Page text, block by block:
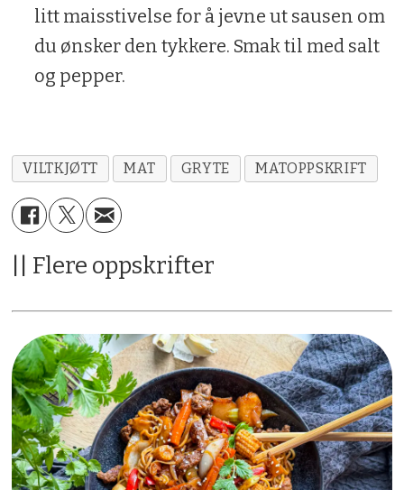
litt maisstivelse for å jevne ut sausen om
du ønsker den tykkere. Smak til med salt
og pepper.
VILTKJØTT MAT GRYTE MATOPPSKRIFT
|| Flere oppskrifter